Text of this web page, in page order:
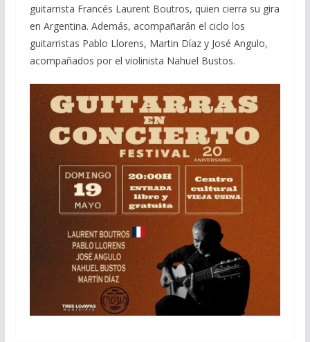
guitarrista Francés Laurent Boutros, quien cierra su gira
en Argentina. Además, acompañarán el ciclo los
guitarristas Pablo Llorens, Martin Díaz y José Angulo,
acompañados por el violinista Nahuel Bustos.